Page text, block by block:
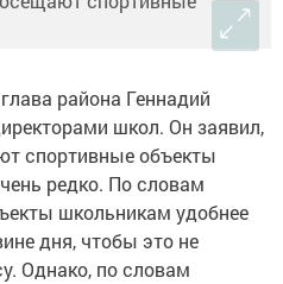
района Геннадий
школ. Он заявил,
спортивные объекты
редко. По словам
школьникам удобнее
дня, чтобы это не
Однако, по словам